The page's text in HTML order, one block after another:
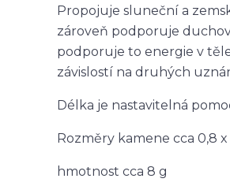
Propojuje sluneční a
zároveň podporuje
podporuje to energie v
závislostí na druhých
Délka je nastavitelná
Rozměry kamene cca 0,8 x
hmotnost cca 8 g